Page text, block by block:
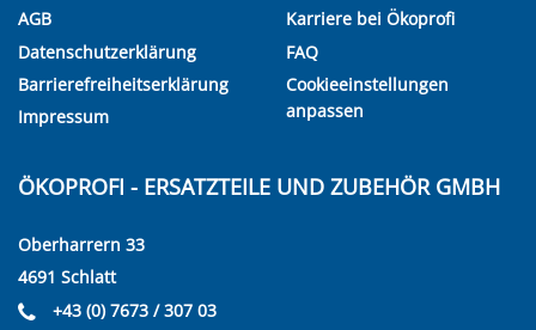
AGB
Datenschutzerklärung
Barrierefreiheitserklärung
Impressum
Karriere bei Ökoprofi
FAQ
Cookieeinstellungen
anpassen
ÖKOPROFI - ERSATZTEILE UND ZUBEHÖR GMBH
Oberharrern 33
4691 Schlatt
+43 (0) 7673 / 307 03